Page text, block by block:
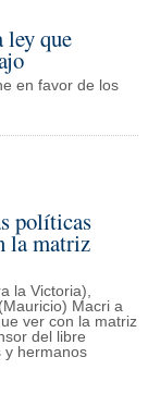
ley que
en favor de los
políticas
la matriz
la Victoria),
Macri a
ver con la matriz
del libre
y hermanos